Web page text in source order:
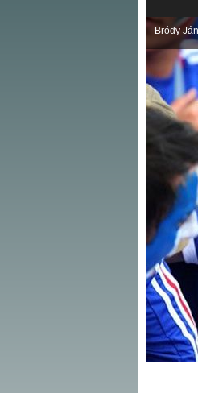
Bródy